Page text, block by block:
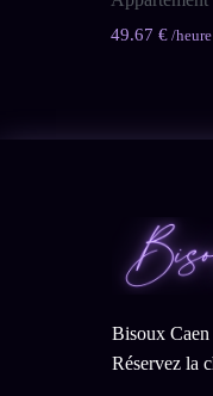
49.67 €/heure
Bisoux Caen
Réservez la